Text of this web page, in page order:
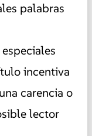
palabras
incentiva
carencia o
lector